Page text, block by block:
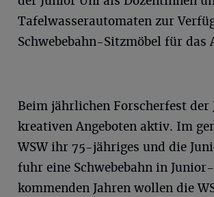
Tafelwasserautomaten zur
Schwebebahn-Sitzmöbel für das
Beim jährlichen Forscherfest
kreativen Angeboten aktiv. Im
WSW ihr 75-jähriges und die
fuhr eine Schwebebahn in
kommenden Jahren wollen die